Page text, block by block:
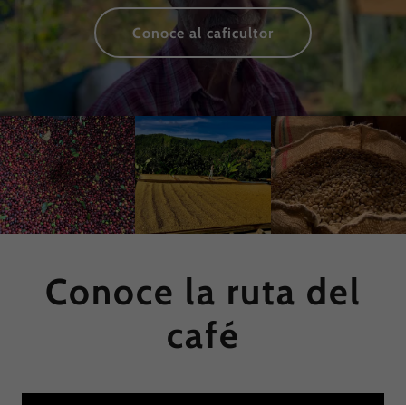
Conoce al caficultor
Conoce la ruta del
café